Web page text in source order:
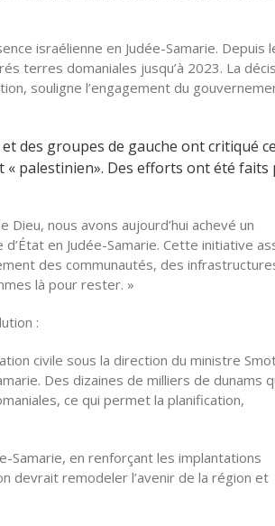
israélienne en Judée-Samarie. Depuis
terres domaniales jusqu’à 2023. La
souligne l’engagement du
des groupes de gauche ont critiqué
« palestinien». Des efforts ont été faits
Dieu, nous avons aujourd’hui achevé un
en Judée-Samarie. Cette initiative
des communautés, des
là pour rester. »
:
civile sous la direction du ministre
Des dizaines de milliers de dunams
ce qui permet la planification,
Samarie, en renforçant les implantations
devrait remodeler l’avenir de la région et